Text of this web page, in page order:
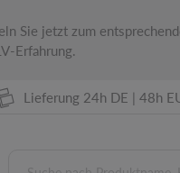
Sie jetzt zum
Erfahrung.
Lieferung 24h DE | 48h